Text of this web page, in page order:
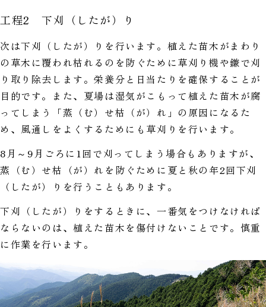
工程2 下刈（したが）り
次は下刈（したが）りを行います。植えた苗木がまわり
の草木に覆われ枯れるのを防ぐために草刈り機や鎌で刈
り取り除去します。栄養分と日当たりを確保することが
目的です。また、夏場は湿気がこもって植えた苗木が腐
ってしまう「蒸（む）せ枯（が）れ」の原因になるた
め、風通しをよくするためにも草刈りを行います。
8月～9月ごろに1回で刈ってしまう場合もありますが、
蒸（む）せ枯（が）れを防ぐために夏と秋の年2回下刈
（したが）りを行うこともあります。
下刈（したが）りをするときに、一番気をつけなければ
ならないのは、植えた苗木を傷付けないことです。慎重
に作業を行います。